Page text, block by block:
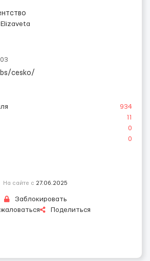
Elizaveta
cesko/
934
11
0
0
На сайте с 27.06.2025
Заблокировать
Поделиться